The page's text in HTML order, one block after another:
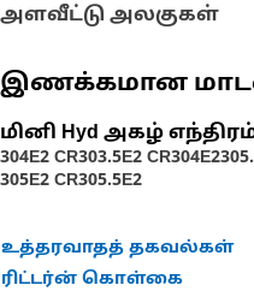
அளவீட்டு அலகுகள்
இணக்கமான
மினி Hyd அகழ்
304E2 CR303.5E2 CR304E2
305E2 CR305.5E2
உத்தரவாதத் தகவல்கள்
ரிட்டர்ன் கொள்கை